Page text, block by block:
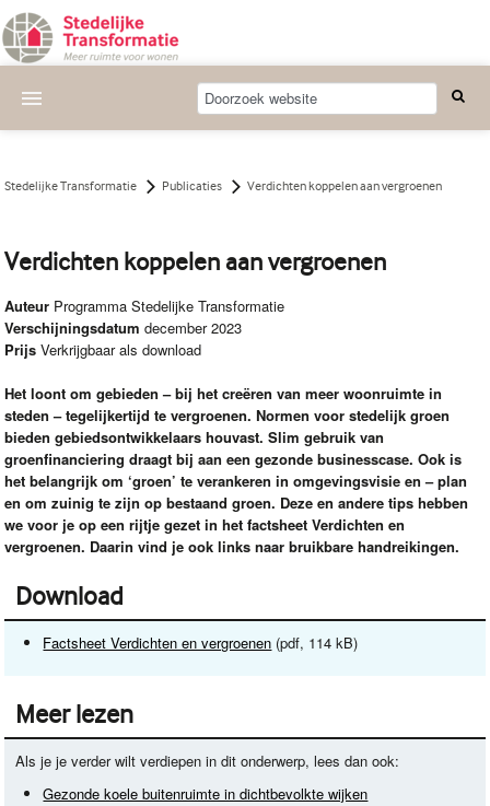
Wat we doen
Thema's
Bijeenkomsten
Publicaties
Nieuwsbrief
Over ons
Stedelijke Transformatie Publicaties Verdichten koppelen aan vergroenen
Verdichten koppelen aan vergroenen
Auteur Programma Stedelijke Transformatie
Verschijningsdatumdecember 2023
PrijsVerkrijgbaar als download
Het loont om gebieden – bij het creëren van meer woonruimte in
steden – tegelijkertijd te vergroenen. Normen voor stedelijk groen
bieden gebiedsontwikkelaars houvast. Slim gebruik van
groenfinanciering draagt bij aan een gezonde businesscase. Ook is
het belangrijk om ‘groen’ te verankeren in omgevingsvisie en – plan
en om zuinig te zijn op bestaand groen. Deze en andere tips hebben
we voor je op een rijtje gezet in het factsheet Verdichten en
vergroenen. Daarin vind je ook links naar bruikbare handreikingen.
Download
Factsheet Verdichten en vergroenen (pdf, 114 kB)
Meer lezen
Als je je verder wilt verdiepen in dit onderwerp, lees dan ook:
Gezonde koele buitenruimte in dichtbevolkte wijken